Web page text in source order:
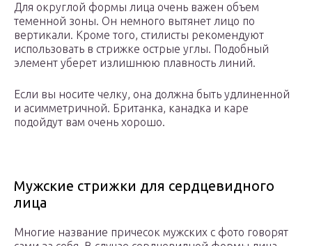
Для округлой формы лица очень важен объем
теменной зоны. Он немного вытянет лицо по
вертикали. Кроме того, стилисты рекомендуют
использовать в стрижке острые углы. Подобный
элемент уберет излишнюю плавность линий.
Если вы носите челку, она должна быть удлиненной
и асимметричной. Британка, канадка и каре
подойдут вам очень хорошо.
Мужские стрижки для сердцевидного
лица
Многие название причесок мужских с фото говорят